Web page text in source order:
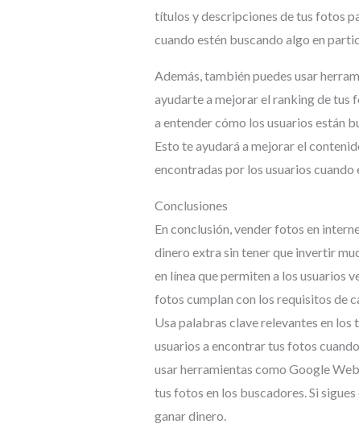
títulos y descripciones de tus fotos
cuando estén buscando algo en
Además, también puedes usar
ayudarte a mejorar el ranking de tus
a entender cómo los usuarios están
Esto te ayudará a mejorar el
encontradas por los usuarios
Conclusiones
En conclusión, vender fotos en
dinero extra sin tener que invertir
en línea que permiten a los usuarios
fotos cumplan con los requisitos de
Usa palabras clave relevantes en
usuarios a encontrar tus fotos
usar herramientas como Google
tus fotos en los buscadores. Si
ganar dinero.